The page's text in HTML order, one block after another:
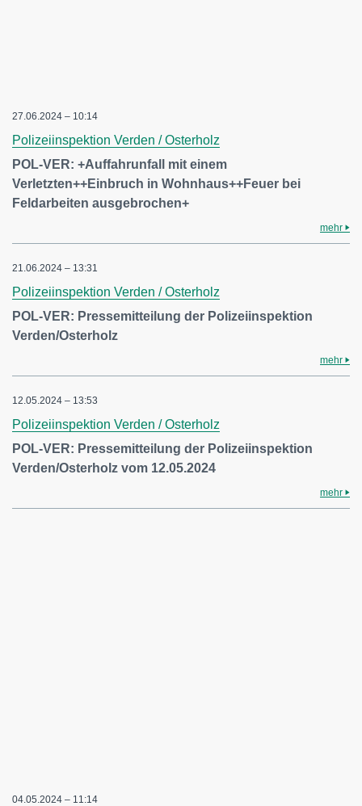
27.06.2024 – 10:14
Polizeiinspektion Verden / Osterholz
POL-VER: +Auffahrunfall mit einem
Verletzten++Einbruch in Wohnhaus++Feuer bei
Feldarbeiten ausgebrochen+
mehr
21.06.2024 – 13:31
Polizeiinspektion Verden / Osterholz
POL-VER: Pressemitteilung der Polizeiinspektion
Verden/Osterholz
mehr
12.05.2024 – 13:53
Polizeiinspektion Verden / Osterholz
POL-VER: Pressemitteilung der Polizeiinspektion
Verden/Osterholz vom 12.05.2024
mehr
04.05.2024 – 11:14